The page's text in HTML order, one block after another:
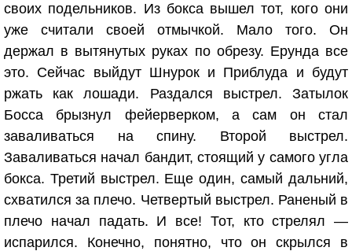
своих подельников. Из бокса вышел тот, кого они
уже считали своей отмычкой. Мало того. Он
держал в вытянутых руках по обрезу. Ерунда все
это. Сейчас выйдут Шнурок и Приблуда и будут
ржать как лошади. Раздался выстрел. Затылок
Босса брызнул фейерверком, а сам он стал
заваливаться на спину. Второй выстрел.
Заваливаться начал бандит, стоящий у самого угла
бокса. Третий выстрел. Еще один, самый дальний,
схватился за плечо. Четвертый выстрел. Раненый в
плечо начал падать. И все! Тот, кто стрелял —
испарился. Конечно, понятно, что он скрылся в